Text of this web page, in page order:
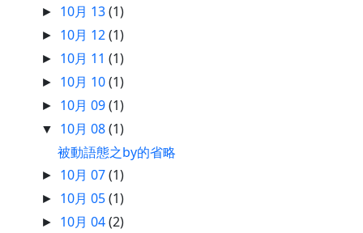
► 10月 13(1)
► 10月 12(1)
► 10月 11(1)
► 10月 10(1)
► 10月 09(1)
▼ 10月 08(1)
被動語態之by的省略
► 10月 07(1)
► 10月 05(1)
► 10月 04(2)